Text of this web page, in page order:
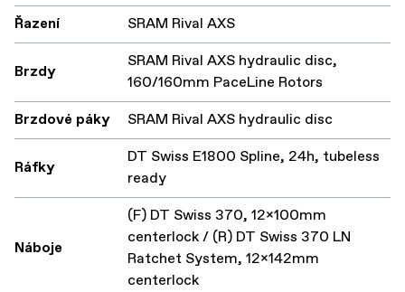
Řazení
SRAM Rival AXS
Brzdy
SRAM Rival AXS hydraulic disc,
160/160mm PaceLine Rotors
Brzdové páky
SRAM Rival AXS hydraulic disc
Ráfky
DT Swiss E1800 Spline, 24h, tubeless
ready
Náboje
(F) DT Swiss 370, 12x100mm
centerlock / (R) DT Swiss 370 LN
Ratchet System, 12x142mm
centerlock